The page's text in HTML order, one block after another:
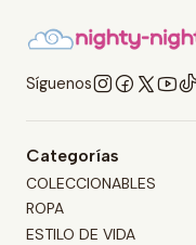
Síguenos
Categorías
COLECCIONABLES
ROPA
ESTILO DE VIDA